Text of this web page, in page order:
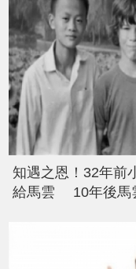
知遇之恩！32年前
給馬雲 10年後馬